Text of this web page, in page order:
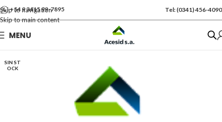
Skip to navigation
Skip to main content
+54 9 3415 99-7895 Tel: (0341) 456-4090
MENU
SIN ST
OCK
Se vende por Und